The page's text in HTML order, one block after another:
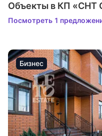
Объекты в КП «СНТ
Посмотреть 1
Бизнес